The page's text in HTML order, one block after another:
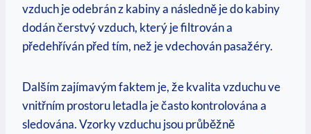
vzduch je odebrán z kabiny a následně je do kabiny
dodán čerstvý vzduch, který je filtrován a
předehříván před tím, než je vdechován pasažéry.
Dalším zajímavým faktem je, že kvalita vzduchu ve
vnitřním prostoru letadla je často kontrolována a
sledována. Vzorky vzduchu jsou průběžně